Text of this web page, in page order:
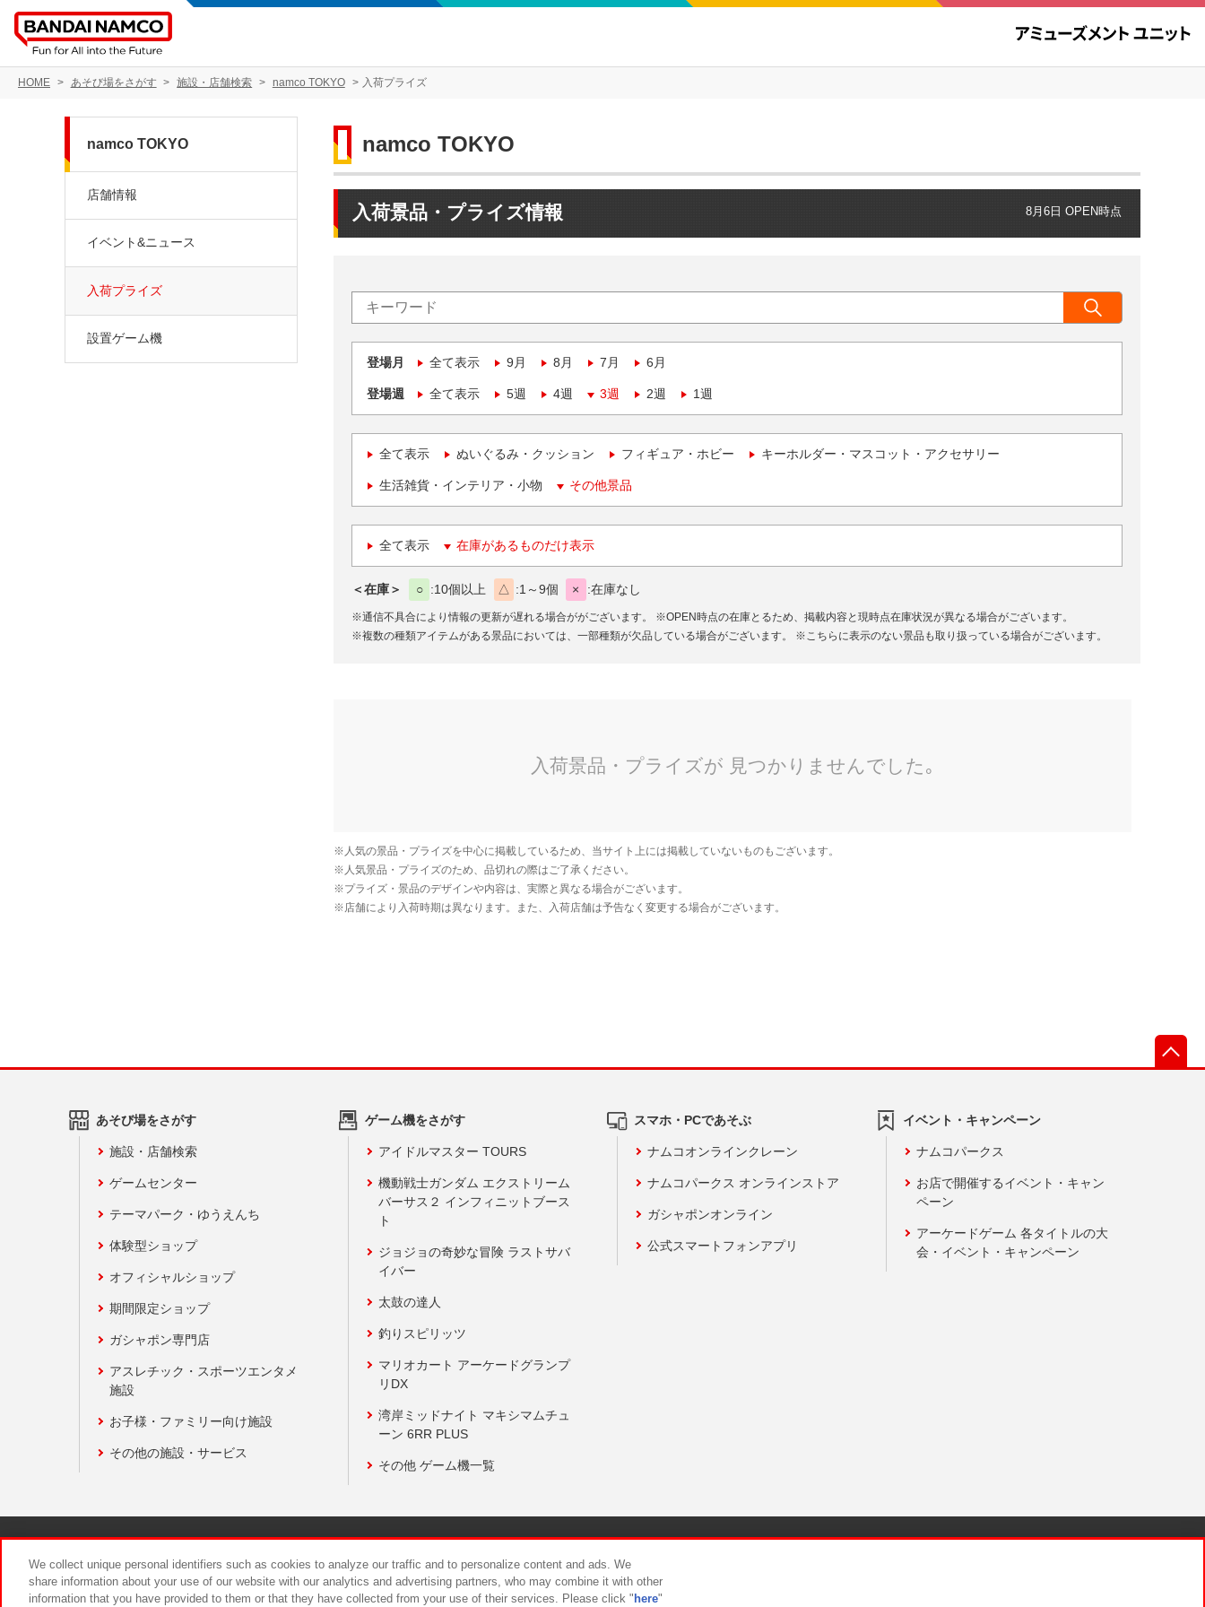
HOME あそび場をさがす 施設・店舗検索 namco TOKYO 入荷プライズ
namco TOKYO
入荷景品・プライズ情報 8月6日 OPEN時点
登場月 全て表示 9月 8月 7月 6月
登場週 全て表示 5週 4週 3週 2週 1週
全て表示 ぬいぐるみ・クッション フィギュア・ホビー キーホルダー・マスコット・アクセサリー
生活雑貨・インテリア・小物 その他景品
全て表示 在庫があるものだけ表示
＜在庫＞ ○ 10個以上 △ 1～9個 × 在庫なし
※通信不具合により情報の更新が遅れる場合ががございます。
※OPEN時点の在庫とるため、掲載内容と現時点在庫状況が異なる場合がございます。
※複数の種類アイテムがある景品においては、一部種類が欠品している場合がございます。
※こちらに表示のない景品も取り扱っている場合がございます。
namco TOKYO
店舗情報
イベント&ニュース
入荷プライズ
設置ゲーム機
あそび場をさがす
施設・店舗検索
ゲームセンター
テーマパーク・ゆうえんち
体験型ショップ
オフィシャルショップ
期間限定ショップ
ガシャポン専門店
アスレチック・スポーツエンタメ
施設
お子様・ファミリー向け施設
その他の施設・サービス
ゲーム機をさがす
アイドルマスター TOURS
機動戦士ガンダム エクストリーム
バーサス２ インフィニットブース
ト
ジョジョの奇妙な冒険 ラストサバ
イバー
太鼓の達人
釣りスピリッツ
マリオカート アーケードグランプ
リDX
湾岸ミッドナイト マキシマムチュ
ーン 6RR PLUS
その他 ゲーム機一覧
スマホ・PCであそぶ
ナムコオンラインクレーン
ナムコパークス オンラインストア
ガシャポンオンライン
公式スマートフォンアプリ
イベント・キャンペーン
ナムコパークス
お店で開催するイベント・キャン
ペーン
アーケードゲーム 各タイトルの大
会・イベント・キャンペーン
食品のご提供について カスタマーハラスメント対応方針
We collect unique personal identifiers such as cookies to analyze our traffic and to personalize content and ads. We
share information about your use of our website with our analytics and advertising partners, who may combine it with other
information that you have provided to them or that they have collected from your use of their services. Please click " here"